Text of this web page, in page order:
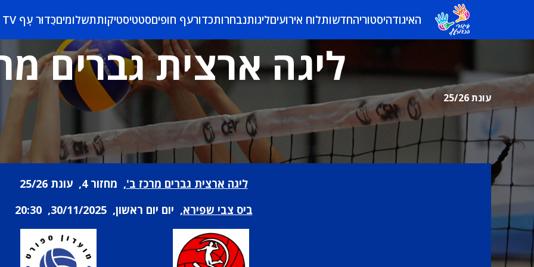
האיגודהיסטוריהחדשותלוח אירועיםליגותנבחרותכדורעף חופיםסטטיסטיקותתשלומיםכַּדוּר עָף TV
ליגה ארצית גברים
עונת 25/26
ליגה ארצית גברים מרכז ב', מחזור 4, עונת 25/26
ביס צבי שפירא, יום יום ראשון, 30/11/2025, 20:30